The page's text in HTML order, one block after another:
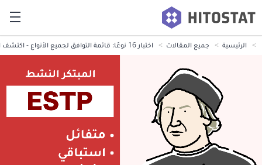
الرئيسية جميع المقالات اختبار 16 نوعًا: قائمة التوافق لجميع الأنواع - اكتشف التوافق في الحب والعمل (إصدار 2026)